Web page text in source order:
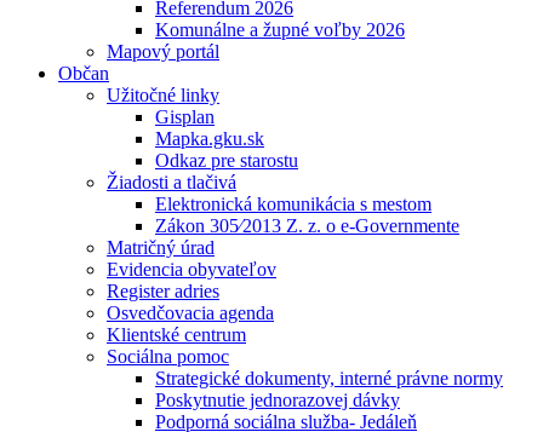
Referendum 2026
Komunálne a župné voľby 2026
Mapový portál
Občan
Užitočné linky
Gisplan
Mapka.gku.sk
Odkaz pre starostu
Žiadosti a tlačivá
Elektronická komunikácia s mestom
Zákon 305⁄2013 Z. z. o e-Governmente
Matričný úrad
Evidencia obyvateľov
Register adries
Osvedčovacia agenda
Klientské centrum
Sociálna pomoc
Strategické dokumenty, interné právne normy
Poskytnutie jednorazovej dávky
Podporná sociálna služba- Jedáleň